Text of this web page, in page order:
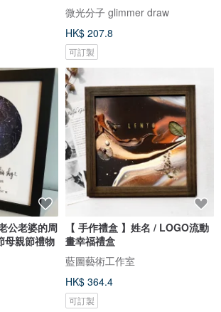
微光分子 glimmer draw
HK$ 207.8
可訂製
公老婆的周
母親節禮物
【 手作禮盒 】姓名 / LOGO流動
畫幸福禮盒
藍圖藝術工作室
HK$ 364.4
可訂製